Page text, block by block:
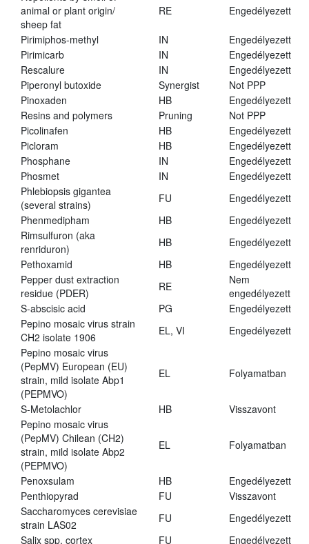
animal or plant origin/
sheep fat
RE Engedélyezett
Pirimiphos-methyl IN
Engedélyezett
Pirimicarb
IN
Engedélyezett
Rescalure
IN
Engedélyezett
Piperonyl butoxide
Synergist
Not PPP
Pinoxaden
HB
Engedélyezett
Resins and polymers
Pruning
Not PPP
Picolinafen
HB
Engedélyezett
Picloram
HB
Engedélyezett
Phosphane
IN
Engedélyezett
Phosmet
IN
Engedélyezett
Phlebiopsis gigantea
(several strains)
FU
Engedélyezett
Phenmedipham
HB
Engedélyezett
Rimsulfuron (aka
renriduron)
HB
Engedélyezett
Pethoxamid
HB
Engedélyezett
Pepper dust extraction
residue (PDER)
RE
Nem
engedélyezett
S-abscisic acid
PG
Engedélyezett
Pepino mosaic virus strain
CH2 isolate 1906
EL, VI
Engedélyezett
Pepino mosaic virus
(PepMV) European (EU)
strain, mild isolate Abp1
(PEPMVO)
EL Folyamatban
S-Metolachlor HB
Visszavont
Pepino mosaic virus
(PepMV) Chilean (CH2)
strain, mild isolate Abp2
(PEPMVO)
EL Folyamatban
Penoxsulam HB
Engedélyezett
Penthiopyrad
FU
Visszavont
Saccharomyces cerevisiae
strain LAS02
FU
Engedélyezett
Salix spp. cortex
FU
Engedélyezett